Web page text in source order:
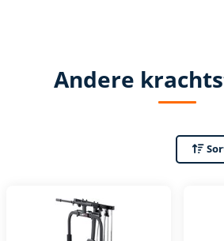
Andere